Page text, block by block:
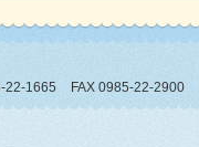
22-1665 FAX 0985-22-2900